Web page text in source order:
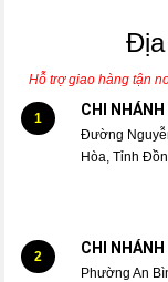
Địa
Hỗ trợ giao hàng tận
1 CHI NHÁNH
Đường
Hòa, Tỉnh
2 CHI
Phường An